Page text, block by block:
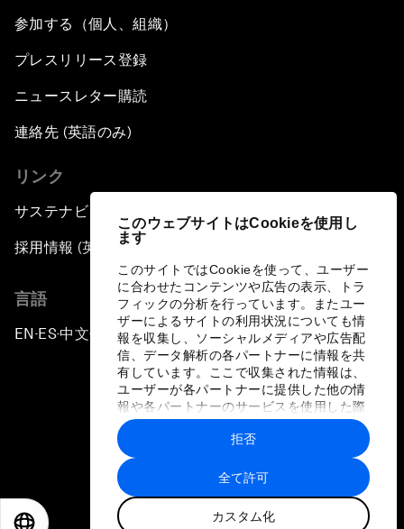
このウェブサイトはCookieを使用し
ます
このサイトではCookieを使って、ユーザー
に合わせたコンテンツや広告の表示、トラ
フィックの分析を行っています。またユー
ザーによるサイトの利用状況についても情
報を収集し、ソーシャルメディアや広告配
信、データ解析の各パートナーに情報を共
有しています。ここで収集された情報は、
ユーザーが各パートナーに提供した他の情
報や各パートナーのサービスを使用した際
に収集された情報と組み合わされ、各パー
トナーによって使用されることがありま
す。
全て許可
カスタム化
拒否
参加する（個人、組織）
プレスリリース登録
ニュースレター購読
連絡先 (英語のみ)
リンク
サステナビリティへの取り組み
採用情報 (英語のみ)
言語
EN ▪ES▪中文▪ 日本語
プライバシーポリシーと利用規約
サイトマップ
©
世界経済フォーラム